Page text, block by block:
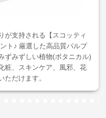
が支持される【スコッティ
ト♪ 厳選した高品質パルプ
ずみずしい植物(ボタニカル)
粧、スキンケア、風邪、花
ただけます。